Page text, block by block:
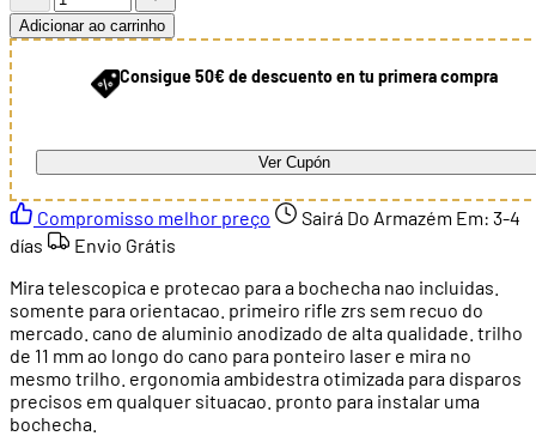
Adicionar ao carrinho
Consigue 50€ de descuento en tu primera compra
Ver Cupón
Compromisso melhor preço Sairá Do Armazém Em: 3-4
días
Envio Grátis
Mira telescopica e protecao para a bochecha nao incluidas.
somente para orientacao. primeiro rifle zrs sem recuo do
mercado. cano de aluminio anodizado de alta qualidade. trilho
de 11 mm ao longo do cano para ponteiro laser e mira no
mesmo trilho. ergonomia ambidestra otimizada para disparos
precisos em qualquer situacao. pronto para instalar uma
bochecha.